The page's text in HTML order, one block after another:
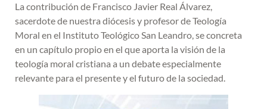
La contribución de Francisco Javier Real Álvarez,
sacerdote de nuestra diócesis y profesor de Teología
Moral en el Instituto Teológico San Leandro, se concreta
en un capítulo propio en el que aporta la visión de la
teología moral cristiana a un debate especialmente
relevante para el presente y el futuro de la sociedad.